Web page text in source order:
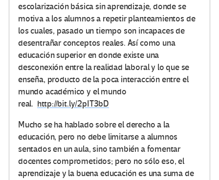
escolarización básica sin aprendizaje, donde se
motiva a los alumnos a repetir planteamientos de
los cuales, pasado un tiempo son incapaces de
desentrañar conceptos reales. Así como una
educación superior en donde existe una
desconexión entre la realidad laboral y lo que se
enseña, producto de la poca interacción entre el
mundo académico y el mundo
real. http://bit.ly/2pIT3bD
Mucho se ha hablado sobre el derecho a la
educación, pero no debe limitarse a alumnos
sentados en un aula, sino también a fomentar
docentes comprometidos; pero no sólo eso, el
aprendizaje y la buena educación es una suma de